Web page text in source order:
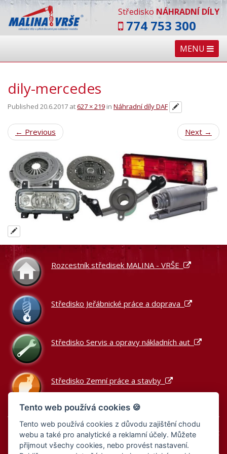
Středisko NÁHRADNÍ DÍLY
774 753 300
MENU
dily-mercedes
Published 20.6.2017 at627 × 219 in Náhradní díly DAF
← Previous Next →
Rozcestník středisek MALINA - VRŠE
Středisko Jeřábnické práce a doprava
Středisko Servis a opravy nákladních aut
Středisko Zemní práce a stavby
Podle zákona o evidenci tržeb je prodávající povinen vystavit
kupujícímu účtenku.
Tento web používá cookies 🍪
Tento web používá cookies z důvodu zajištění chodu
webu a také pro analytické a reklamní účely. Můžete
přijmout všechy cookies, nebo provést nastavení.